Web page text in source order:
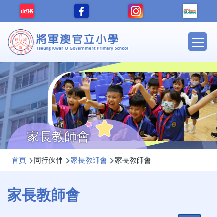
移至主內容
Main
家長教師會
導
連
結
首頁 同行伙伴 家長教師會 家長教師會
家長教師會